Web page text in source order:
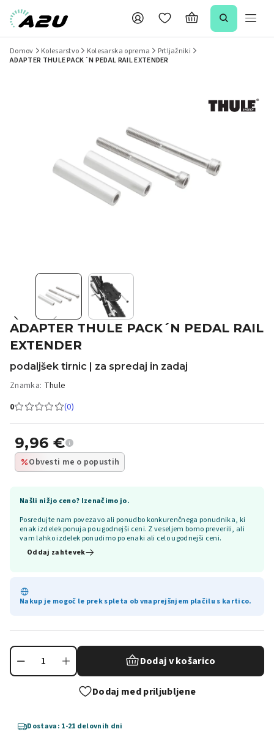
Domov Kolesarstvo Kolesarska oprema
Prtljažniki
ADAPTER THULE PACK´N PEDAL RAIL EXTENDER
ADAPTER THULE PACK´N PEDAL RAIL
EXTENDER
podaljšek tirnic | za spredaj in zadaj
Znamka: Thule
0
(0)
9,96 €
Obvesti me o popustih
Našli nižjo ceno? Izenačimo jo.
Posredujte nam povezavo ali ponudbo konkurenčnega ponudnika, ki
enak izdelek ponuja po ugodnejši ceni. Z veseljem bomo preverili, ali
vam lahko izdelek ponudimo po enaki ali celo ugodnejši ceni.
Oddaj zahtevek
Nakup je mogoč le prek spleta ob vnaprejšnjem plačilu s kartico.
Dodaj v košarico
Dodaj med priljubljene
Dostava: 1-21 delovnih dni